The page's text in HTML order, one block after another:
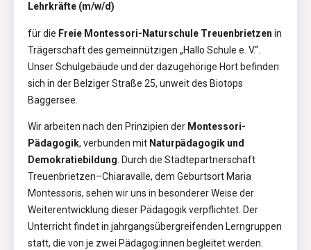
Lehrkräfte (m/w/d)
für die Freie Montessori-Naturschule Treuenbrietzen in
Trägerschaft des gemeinnützigen „Hallo Schule e. V.“.
Unser Schulgebäude und der dazugehörige Hort befinden
sich in der Belziger Straße 25, unweit des Biotops
Baggersee.
Wir arbeiten nach den Prinzipien der Montessori-
Pädagogik, verbunden mit Naturpädagogik und
Demokratiebildung . Durch die Städtepartnerschaft
Treuenbrietzen–Chiaravalle, dem Geburtsort Maria
Montessoris, sehen wir uns in besonderer Weise der
Weiterentwicklung dieser Pädagogik verpflichtet. Der
Unterricht findet in jahrgangsübergreifenden Lerngruppen
statt, die von je zwei Pädagog:innen begleitet werden.